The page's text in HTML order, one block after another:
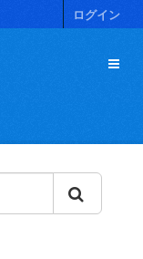
ログイン